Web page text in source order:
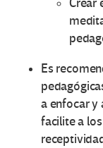
Crear
Es
a enfocar y
facilite a